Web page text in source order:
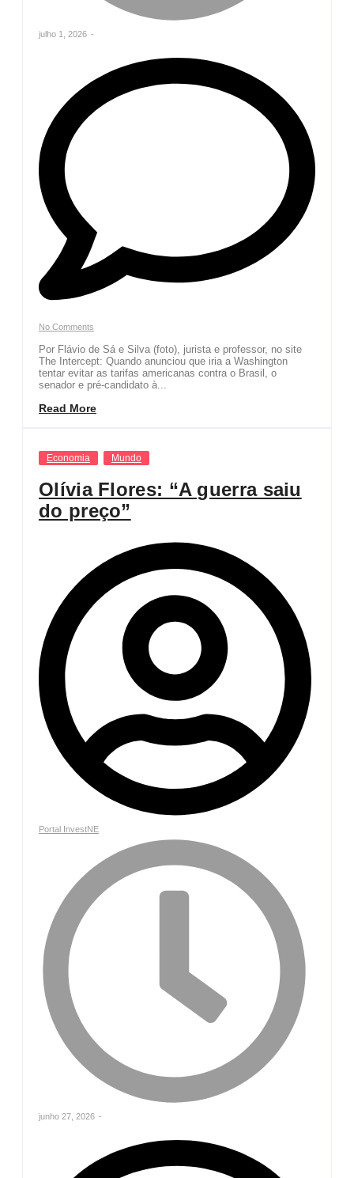
julho 1, 2026 -
No Comments
Por Flávio de Sá e Silva (foto), jurista e professor, no site
The Intercept: Quando anunciou que iria a Washington
tentar evitar as tarifas americanas contra o Brasil, o
senador e pré-candidato à...
Read More
Economia Mundo
Olívia Flores: “A guerra saiu
do preço”
Portal InvestNE
junho 27, 2026 -